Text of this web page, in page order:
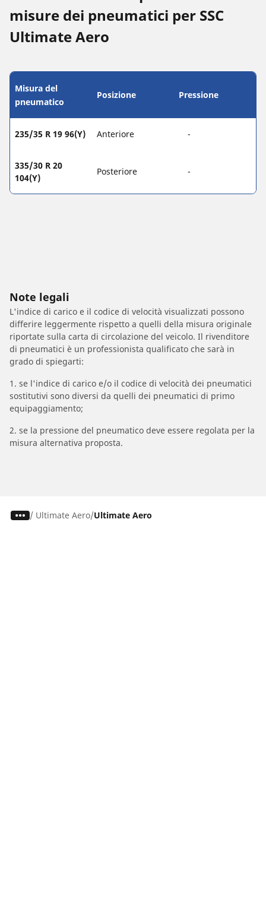
misure dei pneumatici per SSC
Ultimate Aero
Misura del
pneumatico
Posizione Pressione
235/35 R 19 96(Y) Anteriore -
335/30 R 20
104(Y)
Posteriore -
Note legali
L'indice di carico e il codice di velocità visualizzati possono
differire leggermente rispetto a quelli della misura originale
riportate sulla carta di circolazione del veicolo. Il rivenditore
di pneumatici è un professionista qualificato che sarà in
grado di spiegarti:
1. se l'indice di carico e/o il codice di velocità dei pneumatici
sostitutivi sono diversi da quelli dei pneumatici di primo
equipaggiamento;
2. se la pressione del pneumatico deve essere regolata per la
misura alternativa proposta.
/ Ultimate Aero Ultimate Aero